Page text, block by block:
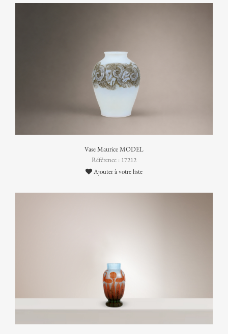
Vase Maurice MODEL
Référence : 17212
Ajouter à votre liste